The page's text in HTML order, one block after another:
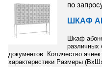
по
ШКАФ
Шкаф
различных
документов. Количество
характеристики Размеры